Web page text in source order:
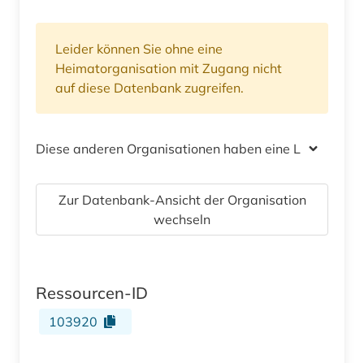
Leider können Sie ohne eine
Heimatorganisation mit Zugang nicht
auf diese Datenbank zugreifen.
Diese anderen Organisationen haben eine Lizenz
Zur Datenbank-Ansicht der Organisation
wechseln
Ressourcen-ID
103920